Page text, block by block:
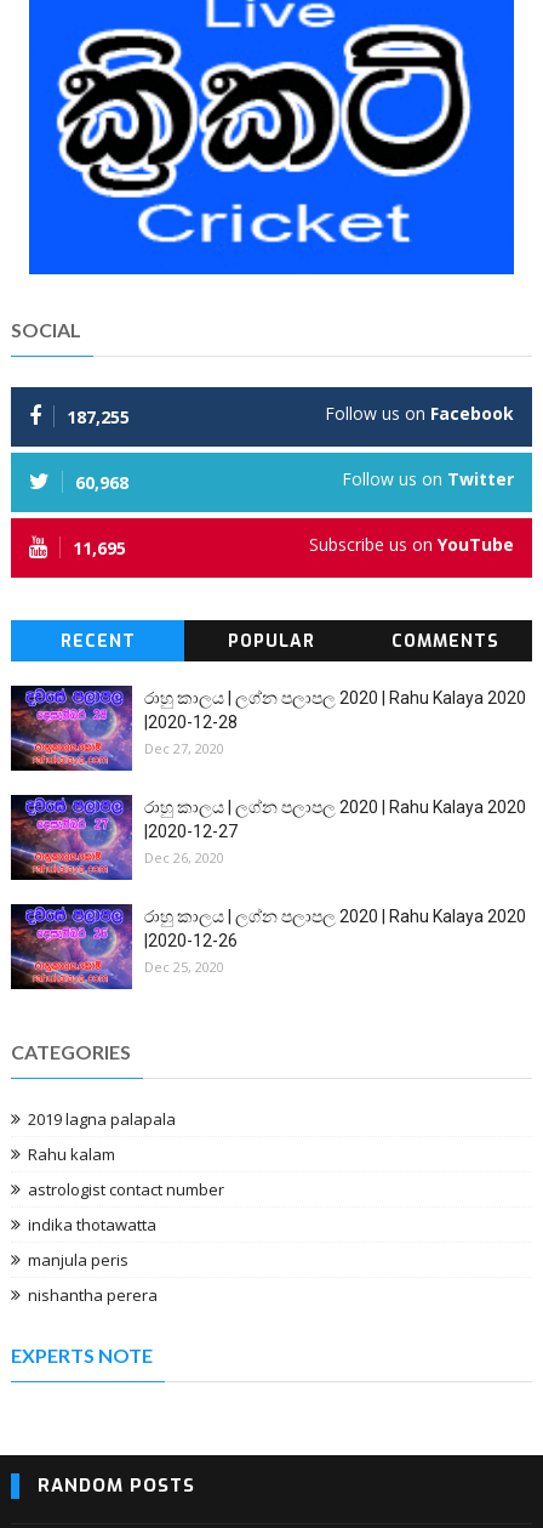
SOCIAL
187,255 Follow us on Facebook
60,968 Follow us on Twitter
11,695 Subscribe us onYouTube
RECENT POPULAR COMMENTS
රාහු කාලය | ලග්න පලාපල 2020 | Rahu Kalaya 2020
|2020-12-28
Dec 27, 2020
රාහු කාලය | ලග්න පලාපල 2020 | Rahu Kalaya 2020
|2020-12-27
Dec 26, 2020
රාහු කාලය | ලග්න පලාපල 2020 | Rahu Kalaya 2020
|2020-12-26
Dec 25, 2020
CATEGORIES
2019 lagna palapala
Rahu kalam
astrologist contact number
indika thotawatta
manjula peris
nishantha perera
EXPERTS NOTE
RANDOM POSTS